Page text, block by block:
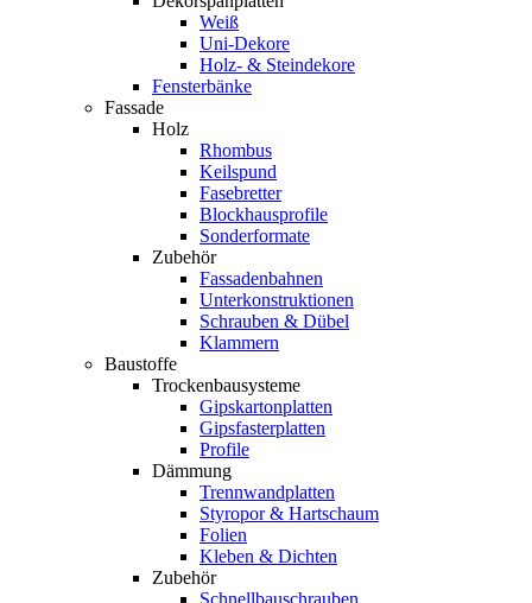
Weiß
Uni-Dekore
Holz- & Steindekore
Fensterbänke
Fassade
Holz
Rhombus
Keilspund
Fasebretter
Blockhausprofile
Sonderformate
Zubehör
Fassadenbahnen
Unterkonstruktionen
Schrauben & Dübel
Klammern
Baustoffe
Trockenbausysteme
Gipskartonplatten
Gipsfasterplatten
Profile
Dämmung
Trennwandplatten
Styropor & Hartschaum
Folien
Kleben & Dichten
Zubehör
Schnellbauschrauben